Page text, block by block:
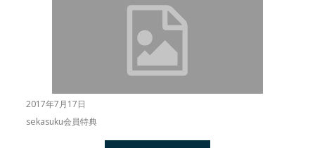
2017年7月17日
sekasuku会員特典